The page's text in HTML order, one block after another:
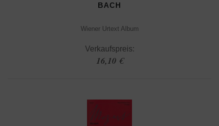
BACH
Wiener Urtext Album
Verkaufspreis:
16,10 €